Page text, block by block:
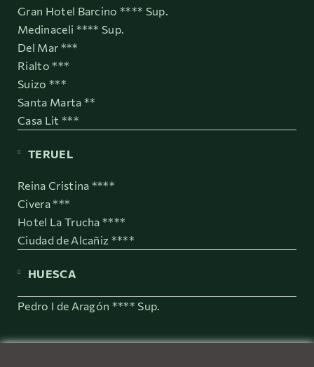
Gran Hotel Barcino **** Sup.
Medinaceli **** Sup.
Del Mar ***
Rialto ***
Suizo ***
Santa Marta **
Casa Lit ***
TERUEL
Reina Cristina ****
Civera ***
Hotel La Trucha ****
Ciudad de Alcañiz ****
HUESCA
Pedro I de Aragón **** Sup.